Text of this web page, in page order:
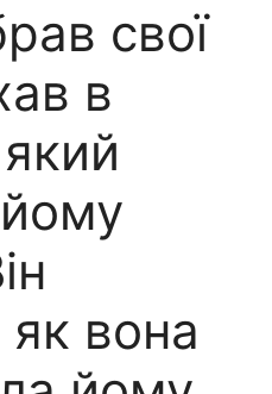
свої
в
як вона